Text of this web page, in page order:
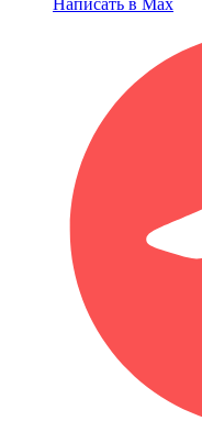
Написать в Max